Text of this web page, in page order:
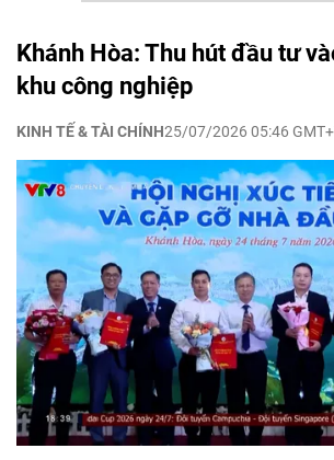
Khánh Hòa: Thu hút đầu tư
khu công nghiệp
KINH TẾ & TÀI CHÍNH25/07/2026 05:46